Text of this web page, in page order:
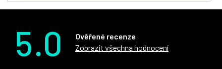
5.0
Ověřené recenze
Zobrazit všechna hodnocení